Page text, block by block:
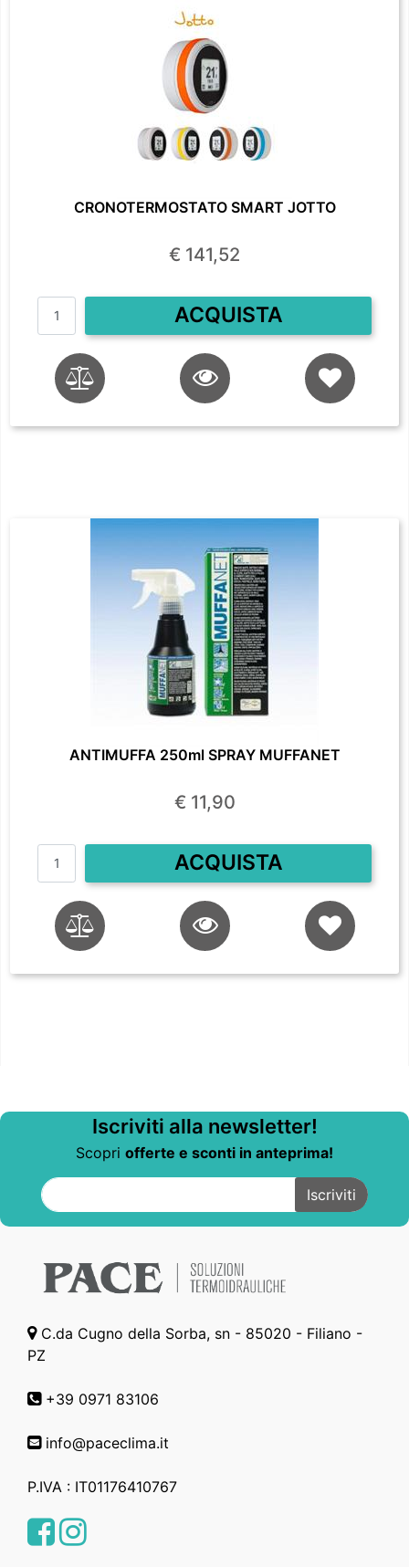
CRONOTERMOSTATO SMART JOTTO
€ 141,52
Quantità
ACQUISTA
ANTIMUFFA 250ml SPRAY MUFFANET
€ 11,90
Quantità
ACQUISTA
Iscriviti alla newsletter!
Scopri offerte e sconti in anteprima!
C.da Cugno della Sorba, sn - 85020 - Filiano -
PZ
+39 0971 83106
info@paceclima.it
P.IVA : IT01176410767
Facebook
Instagram